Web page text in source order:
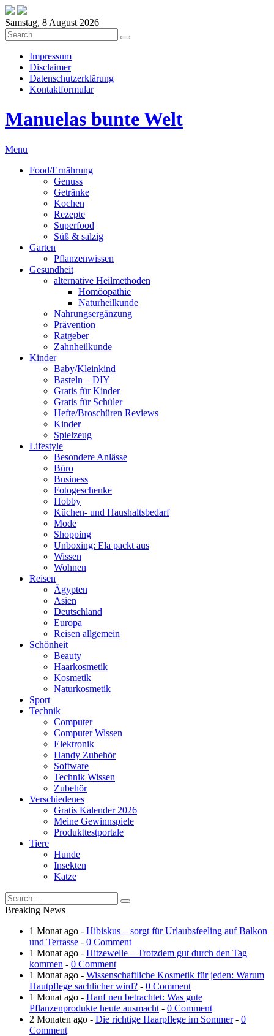
Samstag, 8 August 2026
Impressum
Disclaimer
Datenschutzerklärung
Kontaktformular
Manuelas bunte Welt
Menu
Food/Ernährung
Genuss
Getränke
Kochen
Rezepte
Superfood
Süß & salzig
Garten
Pflanzenwissen
Gesundheit
alternative Heilmethoden
Homöopathie
Naturheilkunde
Nahrungsergänzung
Prävention
Ratgeber
Zahnheilkunde
Kinder
Baby/Kleinkind
Basteln – DIY
Gratis für Kinder
Gratis für Schüler
Hefte/Broschüren Reviews
Kinder
Spielzeug
Lifestyle
Besondere Anlässe
Büro
Business
Fotogeschenke
Hobby
Küchen- und Haushaltsbedarf
Mode
Shopping
Unboxing: Ela packt aus
Wissen
Wohnen
Reisen
Ägypten
Asien
Deutschland
Europa
Reisen allgemein
Schönheit
Beauty
Haarkosmetik
Kosmetik
Naturkosmetik
Sport
Technik
Computer
Computer Wissen
Elektronik
Handy Zubehör
Software
Technik Wissen
Zubehör
Verschiedenes
Gratis Kalender 2026
Meine Gewinnspiele
Produkttestportale
Tiere
Hunde
Insekten
Katze
Breaking News
1 Monat ago - Hibiskus – sorgt für Urlaubsfeeling auf Balkon
und Terrasse - 0 Comment
1 Monat ago - Hitzewelle – Trotzdem gut durch den Tag
kommen - 0 Comment
1 Monat ago - Wissenschaftliche Kosmetik für jeden: Warum
Hautpflege sachlicher wird? - 0 Comment
1 Monat ago - Hanf neu betrachtet: Was gute
Pflanzenprodukte heute ausmacht - 0 Comment
2 Monaten ago - Die richtige Haarpflege im Sommer- 0
Comment